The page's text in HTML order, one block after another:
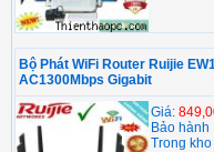
Bộ Phát WiFi Router Ruijie
AC1300Mbps Gigabit
Giá:
Bảo hành
Trong kho